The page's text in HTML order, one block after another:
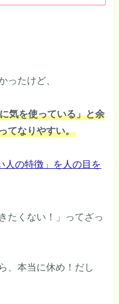
ったけど、
気を使っている」と余
てなりやすい。
人の特徴」を人の目を
たくない！」ってざっ
、本当に休め！だし